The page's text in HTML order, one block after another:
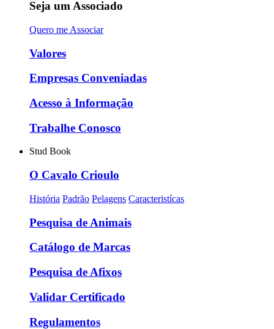
Seja um Associado
Quero me Associar
Valores
Empresas Conveniadas
Acesso à Informação
Trabalhe Conosco
Stud Book
O Cavalo Crioulo
História Padrão Pelagens Caracteristícas
Pesquisa de Animais
Catálogo de Marcas
Pesquisa de Afixos
Validar Certificado
Regulamentos